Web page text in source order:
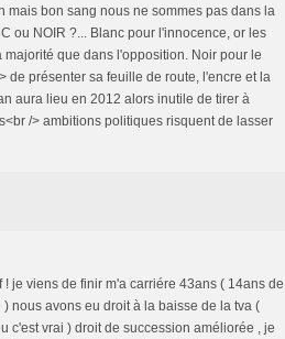
mais bon sang nous ne sommes pas dans la
ou NOIR ?... Blanc pour l'innocence, or les
que dans l'opposition. Noir pour le
de présenter sa feuille de route, l'encre et la
aura lieu en 2012 alors inutile de tirer à
/> ambitions politiques risquent de lasser
je viens de finir m'a carriére 43ans ( 14ans de
nous avons eu droit à la baisse de la tva (
c'est vrai ) droit de succession améliorée , je